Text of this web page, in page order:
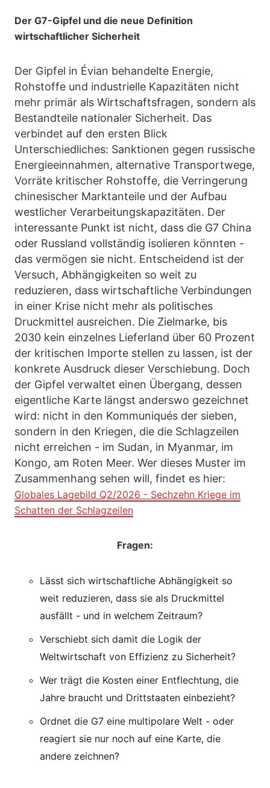
Der G7-Gipfel und die neue Definition
wirtschaftlicher Sicherheit
Der Gipfel in Évian behandelte Energie,
Rohstoffe und industrielle Kapazitäten nicht
mehr primär als Wirtschaftsfragen, sondern als
Bestandteile nationaler Sicherheit. Das
verbindet auf den ersten Blick
Unterschiedliches: Sanktionen gegen russische
Energieeinnahmen, alternative Transportwege,
Vorräte kritischer Rohstoffe, die Verringerung
chinesischer Marktanteile und der Aufbau
westlicher Verarbeitungskapazitäten. Der
interessante Punkt ist nicht, dass die G7 China
oder Russland vollständig isolieren könnten -
das vermögen sie nicht. Entscheidend ist der
Versuch, Abhängigkeiten so weit zu
reduzieren, dass wirtschaftliche Verbindungen
in einer Krise nicht mehr als politisches
Druckmittel ausreichen. Die Zielmarke, bis
2030 kein einzelnes Lieferland über 60 Prozent
der kritischen Importe stellen zu lassen, ist der
konkrete Ausdruck dieser Verschiebung. Doch
der Gipfel verwaltet einen Übergang, dessen
eigentliche Karte längst anderswo gezeichnet
wird: nicht in den Kommuniqués der sieben,
sondern in den Kriegen, die die Schlagzeilen
nicht erreichen - im Sudan, in Myanmar, im
Kongo, am Roten Meer. Wer dieses Muster im
Zusammenhang sehen will, findet es hier:
Globales Lagebild Q2/2026 - Sechzehn Kriege im
Schatten der Schlagzeilen
Fragen:
Lässt sich wirtschaftliche Abhängigkeit so
weit reduzieren, dass sie als Druckmittel
ausfällt - und in welchem Zeitraum?
Verschiebt sich damit die Logik der
Weltwirtschaft von Effizienz zu Sicherheit?
Wer trägt die Kosten einer Entflechtung, die
Jahre braucht und Drittstaaten einbezieht?
Ordnet die G7 eine multipolare Welt - oder
reagiert sie nur noch auf eine Karte, die
andere zeichnen?